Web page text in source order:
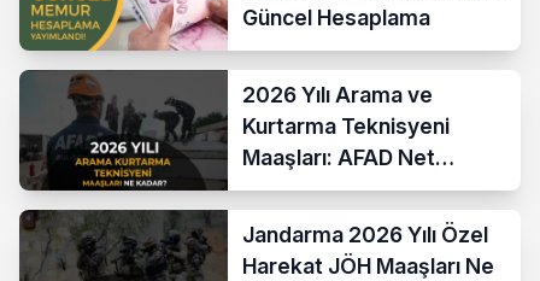
Güncel Hesaplama
2026 Yılı Arama ve
Kurtarma Teknisyeni
Maaşları: AFAD Net
Bordro Tablosu
Jandarma 2026 Yılı Özel
Harekat JÖH Maaşları Ne